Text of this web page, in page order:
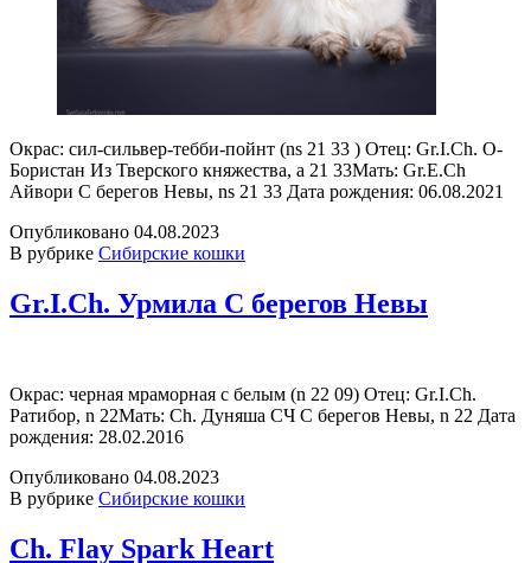
Окрас: сил-сильвер-тебби-пойнт (ns 21 33 ) Отец: Gr.I.Ch. О-
Бористан Из Тверского княжества, a 21 33Мать: Gr.E.Ch
Айвори С берегов Невы, ns 21 33 Дата рождения: 06.08.2021
Опубликовано 04.08.2023
В рубрике Сибирские кошки
Gr.I.Ch. Урмила С берегов Невы
Окрас: черная мраморная с белым (n 22 09) Отец: Gr.I.Ch.
Ратибор, n 22Мать: Ch. Дуняша СЧ С берегов Невы, n 22 Дата
рождения: 28.02.2016
Опубликовано 04.08.2023
В рубрике Сибирские кошки
Ch. Flay Spark Heart